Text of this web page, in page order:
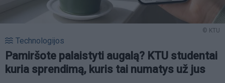
© KTU
Technologijos
Pamiršote palaistyti augalą? KTU studentai
kuria sprendimą, kuris tai numatys už jus